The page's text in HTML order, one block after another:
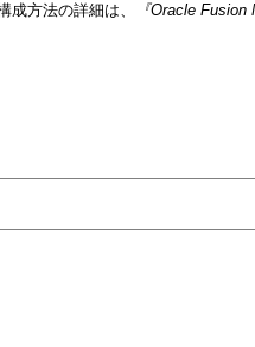
方法の詳細は、
『Oracle